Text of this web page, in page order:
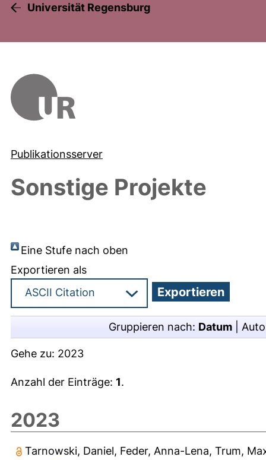
Universität Regensburg
Publikationsserver
Sonstige Projekte
Eine Stufe nach oben
Exportieren als
Gruppieren nach: Datum
Gehe zu: 2023
Anzahl der Einträge: 1.
2023
Tarnowski, Daniel, Feder, Anna-Lena, Trum,